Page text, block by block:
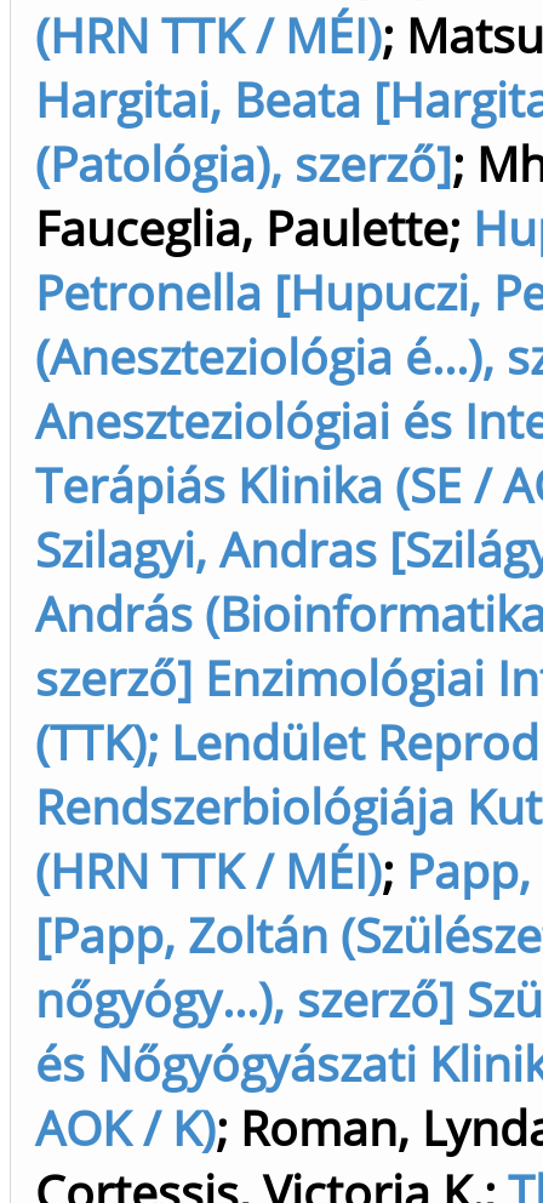
(HRN TTK / MÉI);
Hargitai, Beata
(Patológia), szerző];
Fauceglia, Paulette;
Petronella [Hupuczi,
(Aneszteziológia é...),
Aneszteziológiai és
Terápiás Klinika (SE /
Szilagyi, Andras
András
szerző] Enzimológiai
(TTK); Lendület
Rendszerbiológiája
(HRN TTK / MÉI);
[Papp, Zoltán
nőgyógy...), szerző]
és Nőgyógyászati
AOK / K); Roman,